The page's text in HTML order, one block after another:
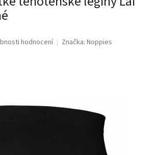
hodnocení Značka: Noppies